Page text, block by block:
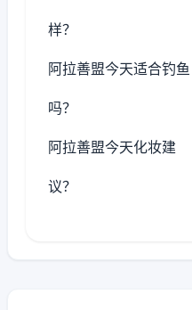
样？
阿拉善盟今天适合钓鱼
吗？
阿拉善盟今天化妆建
议？